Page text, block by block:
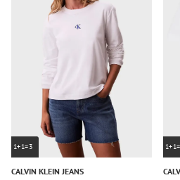
1+1=3
CALVIN KLEIN JEANS